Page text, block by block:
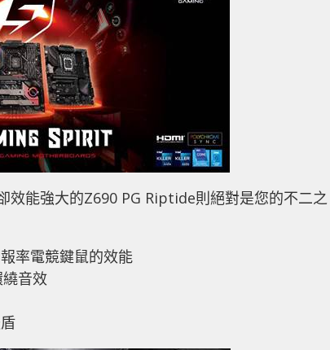
效能強大的Z690 PG Riptide則絕對是您的不二之
率電競鍵鼠的效能
音效